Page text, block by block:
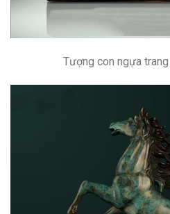
Tượng con ngựa